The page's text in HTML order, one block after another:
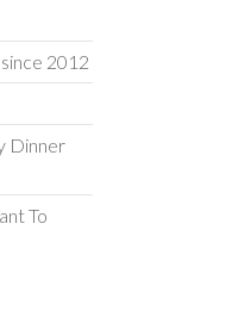
2012
Dinner
To